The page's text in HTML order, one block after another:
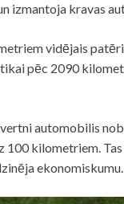
izmantoja kravas
vidējais
pēc 2090
automobilis
kilometriem.
ekonomiskumu.